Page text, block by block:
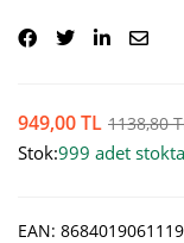
949,00TL 1138,80
Stok:999 adet stokta
EAN: 8684019061119